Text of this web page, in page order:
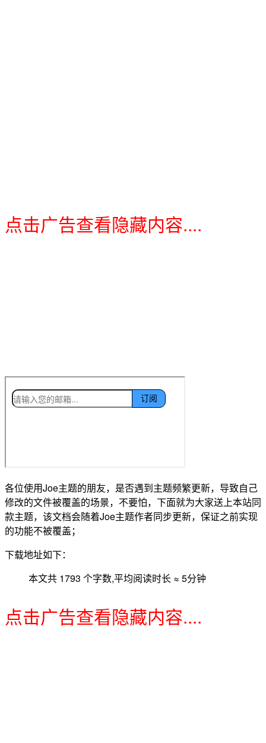
点击广告查看隐藏内容....
各位使用Joe主题的朋友，是否遇到主题频繁更新，导致自己
修改的文件被覆盖的场景，不要怕，下面就为大家送上本站同
款主题，该文档会随着Joe主题作者同步更新，保证之前实现
的功能不被覆盖；
下载地址如下：
本文共 1793 个字数,平均阅读时长 ≈ 5分钟
点击广告查看隐藏内容....